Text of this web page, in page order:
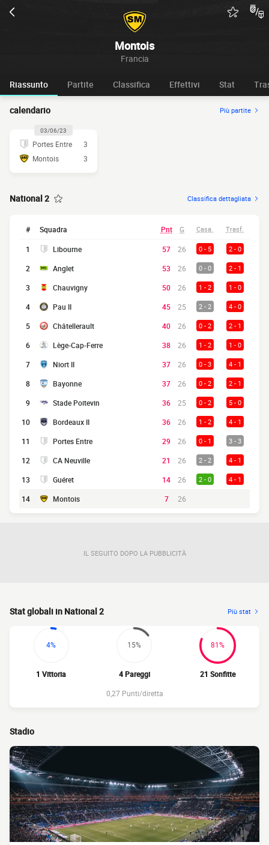
Montois
Francia
Riassunto Partite Classifica Effettivi Stat
calendario Più partite
03/06/23
Portes Entre
3
Montois
3
National 2 Classifica dettagliata
# Squadra Pnt G Casa. Trasf.
1 Libourne 57 26 0 - 5 2 - 0
2 Anglet 53 26 0 - 0 2 - 1
3 Chauvigny 50 26 1 - 2 1 - 0
4 Pau II 45 25 2 - 2 4 - 0
5 Châtellerault 40 26 0 - 2 2 - 1
6 Lège-Cap-Ferre 38 26 1 - 2 1 - 0
7 Niort II 37 26 0 - 3 4 - 1
8 Bayonne 37 26 0 - 2 2 - 1
9 Stade Poitevin 36 25 0 - 2 5 - 0
10 Bordeaux II 36 26 1 - 2 4 - 1
11 Portes Entre 29 26 0 - 1 3 - 3
12 CA Neuville 21 26 2 - 2 4 - 1
13 Guéret 14 26 2 - 0 4 - 1
14 Montois 7 26
IL SEGUITO DOPO LA PUBBLICITÀ
Stat globali in National 2 Più stat
4%
1 Vittoria
15%
4 Pareggi
81%
21 Sonfitte
0,27 Punti/diretta
Stadio